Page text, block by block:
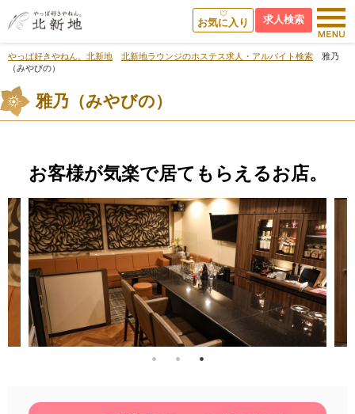
求人検索
お気に入り
やっぱ好きやねん。北新地 北新地ラウンジのホステス求人・アルバイト検索
雅乃
（みやびの）
雅乃（みやびの）
お客様が気楽で居てもらえるお店。